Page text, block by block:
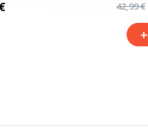
42,99 €
+